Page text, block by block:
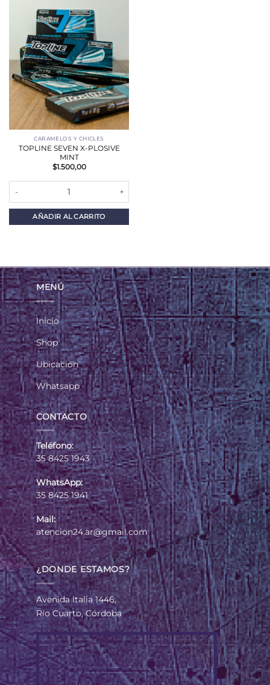
CARAMELOS Y CHICLES
TOPLINE SEVEN X-PLOSIVE
MINT
$1.500,00
TOPLINE SEVEN X-PLOSIVE MINT cantidad
AÑADIR AL CARRITO
MENÚ
Inicio
Shop
Ubicación
Whatsapp
CONTACTO
Teléfono:
35 8425 1943
WhatsApp:
35 8425 1941
Mail:
atencion24.ar@gmail.com
¿DONDE ESTAMOS?
Avenida Italia 1446,
Río Cuarto, Córdoba